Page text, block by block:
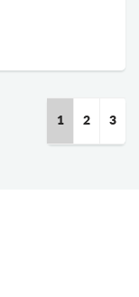
1 2 3